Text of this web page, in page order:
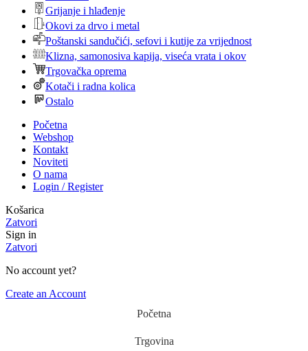
Grijanje i hlađenje
Okovi za drvo i metal
Poštanski sandučići, sefovi i kutije za vrijednost
Klizna, samonosiva kapija, viseća vrata i okov
Trgovačka oprema
Kotači i radna kolica
Ostalo
Početna
Webshop
Kontakt
Noviteti
O nama
Login / Register
Košarica
Zatvori
Sign in
Zatvori
No account yet?
Create an Account
Početna
Trgovina